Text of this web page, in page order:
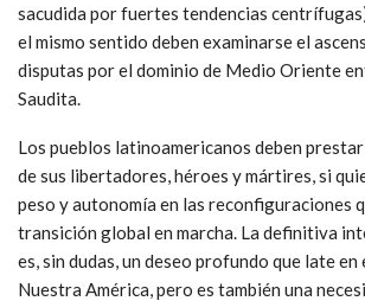
sacudida por fuertes tendencias
el mismo sentido deben examinarse el
disputas por el dominio de Medio Oriente
Saudita.
Los pueblos latinoamericanos deben
de sus libertadores, héroes y mártires, si
peso y autonomía en las reconfiguraciones
transición global en marcha. La definitiva
es, sin dudas, un deseo profundo que late en
Nuestra América, pero es también una